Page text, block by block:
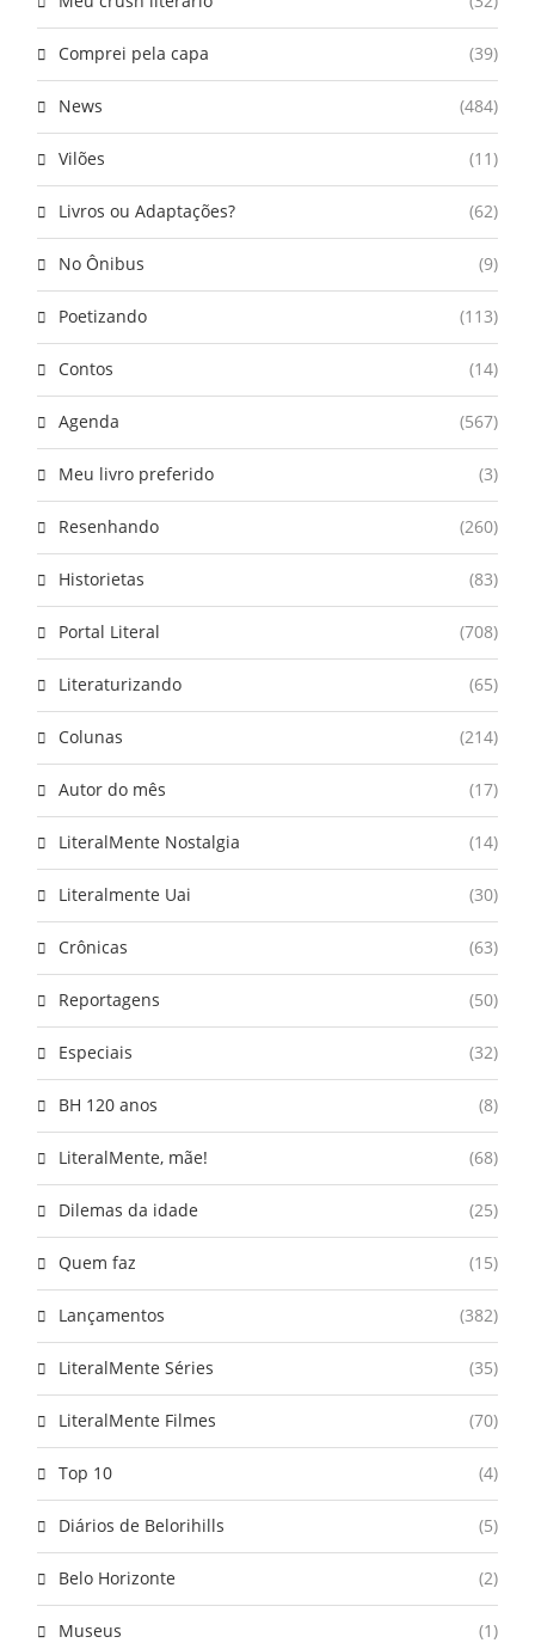
Comprei pela capa (39)
News (484)
Vilões (11)
Livros ou Adaptações? (62)
No Ônibus (9)
Poetizando (113)
Contos (14)
Agenda (567)
Meu livro preferido (3)
Resenhando (260)
Historietas (83)
Portal Literal (708)
Literaturizando (65)
Colunas (214)
Autor do mês (17)
LiteralMente Nostalgia (14)
Literalmente Uai (30)
Crônicas (63)
Reportagens (50)
Especiais (32)
BH 120 anos (8)
LiteralMente, mãe! (68)
Dilemas da idade (25)
Quem faz (15)
Lançamentos (382)
LiteralMente Séries (35)
LiteralMente Filmes (70)
Top 10 (4)
Diários de Belorihills (5)
Belo Horizonte (2)
Museus (1)